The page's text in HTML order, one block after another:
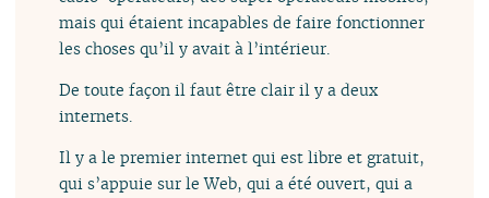
mais qui étaient incapables de faire fonctionner
les choses qu’il y avait à l’intérieur.
De toute façon il faut être clair il y a deux
internets.
Il y a le premier internet qui est libre et gratuit,
qui s’appuie sur le Web, qui a été ouvert, qui a